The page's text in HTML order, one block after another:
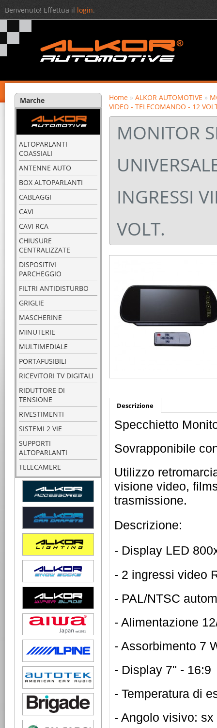
Benvenuto! Effettua il login.
Marche
ALTOPARLANTI
COASSIALI
ANTENNE AUTO
BOX ALTOPARLANTI
CABLAGGI
CAVI
CAVI RCA
CHIUSURE
CENTRALIZZATE
DISPOSITIVI
PARCHEGGIO
FILTRI ANTIDISTURBO
GRIGLIE
MASCHERINE
MINUTERIE
MULTIMEDIALE
PORTAFUSIBILI
RICEVITORI TV DIGITALI
RIDUTTORE DI
TENSIONE
RIVESTIMENTI
SISTEMI 2 VIE
SUPPORTI
ALTOPARLANTI
TELECAMERE
Home » ALKOR AUTOMOTIVE »
VIDEO - TELECOMANDO - 12
MONITOR
INGRESSI
VOLT.
Descrizione
Specchietto
Sovrapponibile
Utilizzo
visione video,
trasmissione.
Descrizione:
- Display LED
- 2 ingressi video
- PAL/NTSC
- Alimentazione
- Assorbimento 7
- Display 7" - 16:9
- Temperatura di
- Angolo visivo: sx